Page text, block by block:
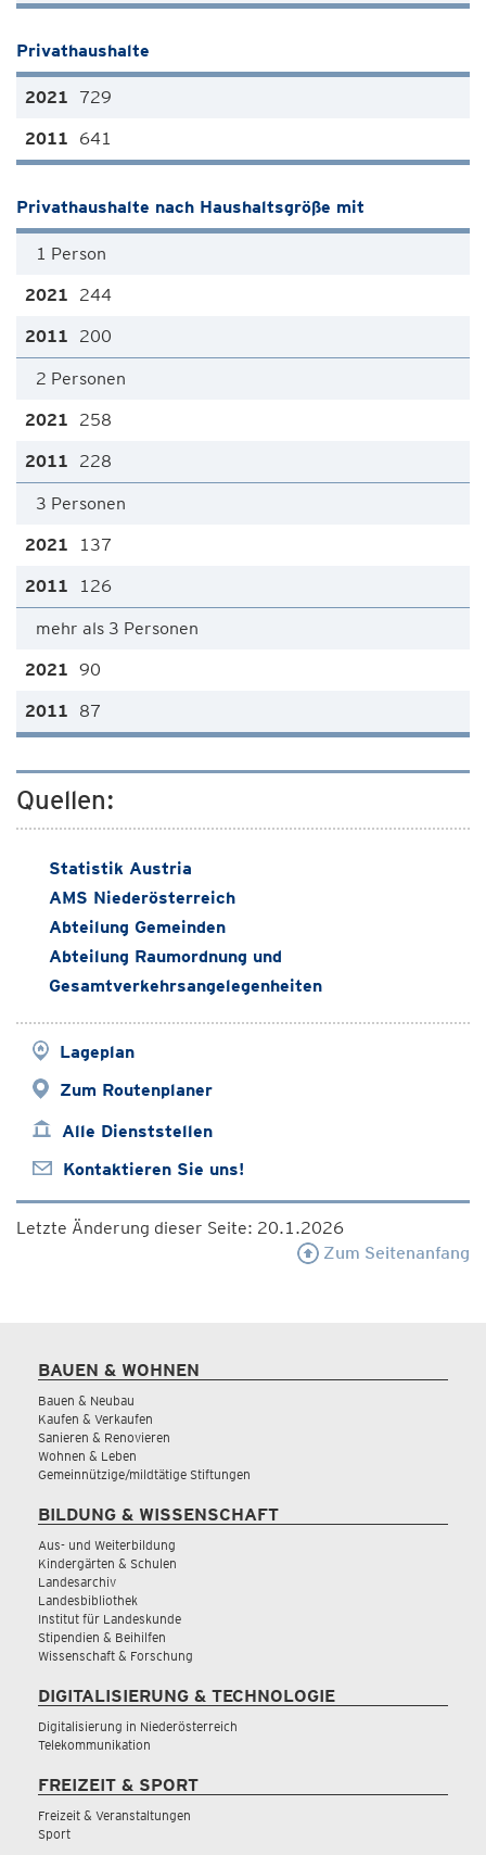
Privathaushalte
729
641
Privathaushalte nach Haushaltsgröße mit
1 Person
244
200
2 Personen
258
228
3 Personen
137
126
mehr als 3 Personen
90
87
Quellen:
Statistik Austria
AMS Niederösterreich
Abteilung Gemeinden
Abteilung Raumordnung und
Gesamtverkehrsangelegenheiten
Lageplan
Zum Routenplaner
Alle Dienststellen
Kontaktieren Sie uns!
Letzte Änderung dieser Seite: 20.1.2026
Zum Seitenanfang
BAUEN & WOHNEN
Bauen & Neubau
Kaufen & Verkaufen
Sanieren & Renovieren
Wohnen & Leben
Gemeinnützige/mildtätige Stiftungen
BILDUNG & WISSENSCHAFT
Aus- und Weiterbildung
Kindergärten & Schulen
Landesarchiv
Landesbibliothek
Institut für Landeskunde
Stipendien & Beihilfen
Wissenschaft & Forschung
DIGITALISIERUNG & TECHNOLOGIE
Digitalisierung in Niederösterreich
Telekommunikation
FREIZEIT & SPORT
Freizeit & Veranstaltungen
Sport